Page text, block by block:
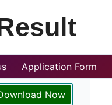
Application Form
Now